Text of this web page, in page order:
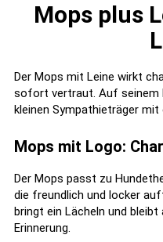
Mops plus
Der Mops mit Leine wirkt
sofort vertraut. Auf seinem
kleinen Sympathieträger mit
Mops mit Logo:
Der Mops passt zu
die freundlich und locker
bringt ein Lächeln und bleibt
Erinnerung.